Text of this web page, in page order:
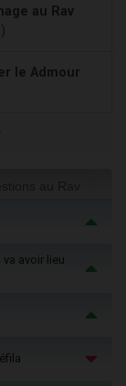
au Rav
le Admour
va avoir lieu